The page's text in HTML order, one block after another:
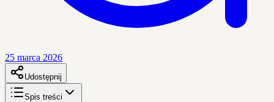
25 marca 2026
Udostępnij
Spis treści